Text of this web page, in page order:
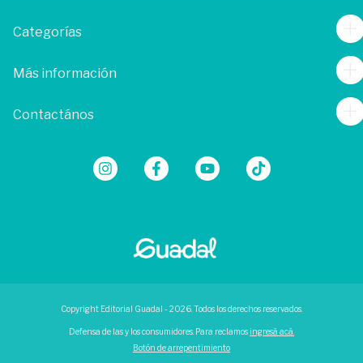
Categorías
Más información
Contactános
Copyright Editorial Guadal - 2026. Todos los derechos reservados.
Defensa de las y los consumidores. Para reclamos ingresá acá.
Botón de arrepentimiento